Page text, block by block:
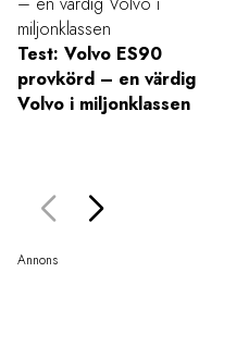
Test: Volvo ES90
provkörd – en värdig
Volvo i miljonklassen
Annons